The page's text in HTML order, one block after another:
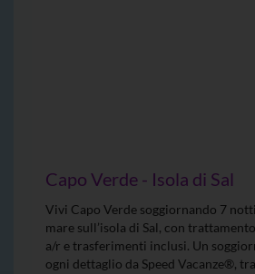
Capo Verde - Isola di Sal
Vivi Capo Verde soggiornando 7
mare sull’isola di Sal, con
a/r e trasferimenti inclusi. Un
ogni dettaglio da Speed Vacanze®,